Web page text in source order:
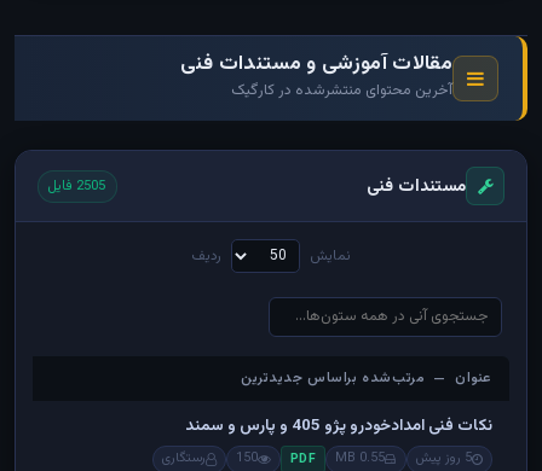
مقالات آموزشی و مستندات فنی
آخرین محتوای منتشرشده در کارگیک
مستندات فنی 2505 فایل
نمایش ردیف
عنوان — مرتب‌شده براساس جدیدترین
عنوان — مرتب‌شده براساس جدیدترین
نکات فنی امدادخودرو پژو 405 و پارس و سمند
5 روز پیش 0.55 MB
PDF
150 رستگاری